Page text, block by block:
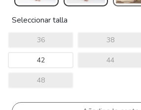
Seleccionar talla
36 38
42 44
48